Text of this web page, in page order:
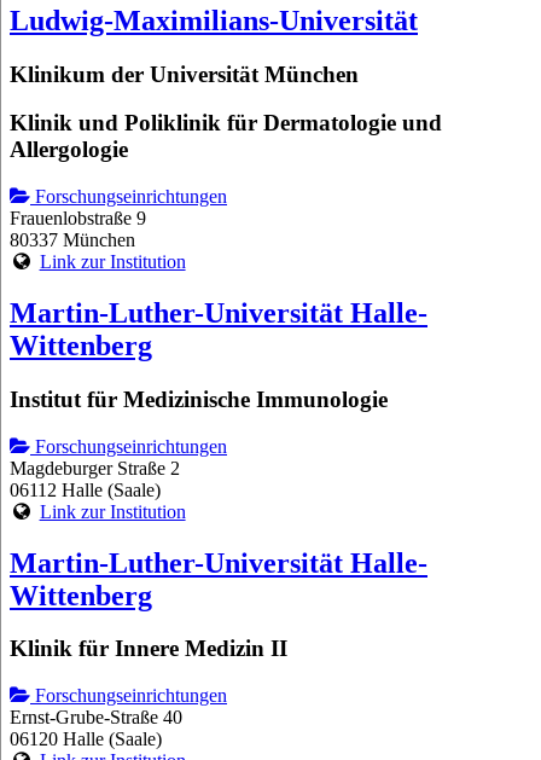
Ludwig-Maximilians-Universität
Klinikum der Universität München
Klinik und Poliklinik für Dermatologie und
Allergologie
Forschungseinrichtungen
Frauenlobstraße 9
80337 München
Link zur Institution
Martin-Luther-Universität Halle-
Wittenberg
Institut für Medizinische Immunologie
Forschungseinrichtungen
Magdeburger Straße 2
06112 Halle (Saale)
Link zur Institution
Martin-Luther-Universität Halle-
Wittenberg
Klinik für Innere Medizin II
Forschungseinrichtungen
Ernst-Grube-Straße 40
06120 Halle (Saale)